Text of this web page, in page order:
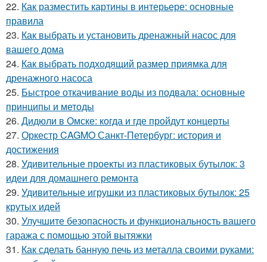
22. Как разместить картины в интерьере: основные
правила
23. Как выбрать и установить дренажный насос для
вашего дома
24. Как выбрать подходящий размер приямка для
дренажного насоса
25. Быстрое откачивание воды из подвала: основные
принципы и методы
26. Дидюли в Омске: когда и где пройдут концерты
27. Оркестр CAGMO Санкт-Петербург: история и
достижения
28. Удивительные проекты из пластиковых бутылок: 3
идеи для домашнего ремонта
29. Удивительные игрушки из пластиковых бутылок: 25
крутых идей
30. Улучшите безопасность и функциональность вашего
гаража с помощью этой вытяжки
31. Как сделать банную печь из металла своими руками: